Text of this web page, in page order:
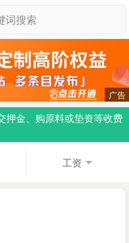
词搜索
押金、购原料或垫资等收费
工资